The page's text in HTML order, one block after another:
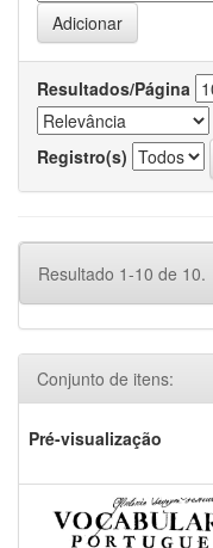
Resultados/Página
Registro(s)
Resultado 1-10 de 10.
Conjunto de itens:
Pré-visualização